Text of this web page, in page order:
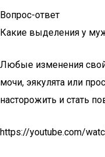
Вопрос-ответ
Какие выделения у
Любые изменения
мочи, эякулята или
насторожить и стать
https://youtube.com/